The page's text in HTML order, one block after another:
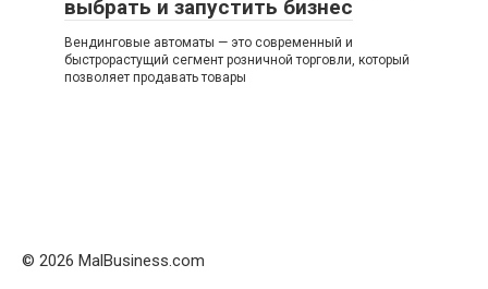
выбрать и запустить бизнес
Вендинговые автоматы — это современный и
быстрорастущий сегмент розничной торговли, который
позволяет продавать товары
© 2026 MalBusiness.com